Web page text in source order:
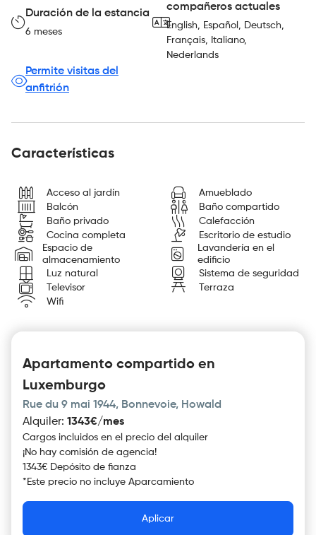
Duración de la estancia
6 meses
compañeros actuales
English, Español, Deutsch,
Français, Italiano,
Nederlands
Permite visitas del
anfitrión
Características
Acceso al jardín
Amueblado
Balcón
Baño compartido
Baño privado
Calefacción
Cocina completa
Escritorio de estudio
Espacio de
almacenamiento
Lavandería en el
edificio
Luz natural
Sistema de seguridad
Televisor
Terraza
Wifi
Apartamento compartido en
Luxemburgo
Rue du 9 mai 1944, Bonnevoie, Howald
Alquiler: 1343€/mes
Cargos incluidos en el precio del alquiler
¡No hay comisión de agencia!
1343€ Depósito de fianza
* Este precio no incluye Aparcamiento
Aplicar